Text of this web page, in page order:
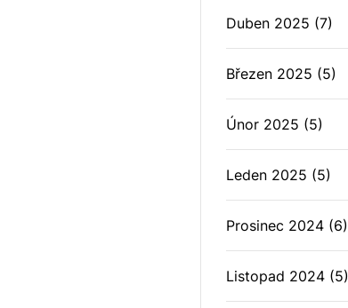
Duben 2025 (7)
Březen 2025 (5)
Únor 2025 (5)
Leden 2025 (5)
Prosinec 2024 (6)
Listopad 2024 (5)